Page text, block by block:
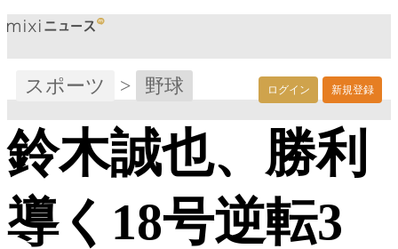
ログイン 新規登録
スポーツ > 野球
鈴木誠也、勝利
導く18号逆転3